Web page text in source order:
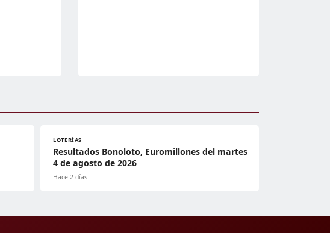
LOTERÍAS
Resultados Bonoloto, Euromillones del martes
4 de agosto de 2026
Hace 2 días